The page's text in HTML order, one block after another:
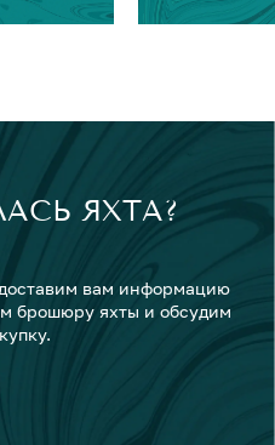
ЯХТА?
вам информацию
брошюру яхты и обсудим